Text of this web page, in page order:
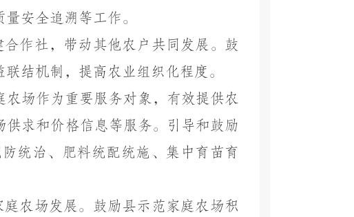
安全追溯等工作。
作社，带动其他农户共同发展。鼓
结机制，提高农业组织化程度。
场作为重要服务对象，有效提供农
求和价格信息等服务。引导和鼓励
统治、肥料统配统施、集中育苗育
农场发展。鼓励县示范家庭农场积